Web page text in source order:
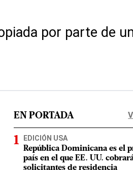
por parte de
EN PORTADA
EDICIÓN USA
República Dominicana es el
país en el que EE. UU.
solicitantes de residencia